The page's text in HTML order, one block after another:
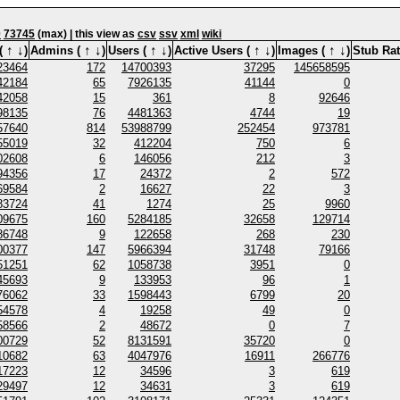
73745 (max) | this view as csv ssv xml wiki
↑ ↓) Admins ( ↑ ↓) Users ( ↑ ↓) Active Users ( ↑ ↓) Images ( ↑ ↓) Stub
172 14700393 37295
145658595
65 7926135 41144
0
15 361 8
92646
76 4481363 4744
19
814 53988799 252454
973781
32 412204 750
6
6 146056 212
3
17 24372 2
572
2 16627 22
3
41 1274 25
9960
160 5284185 32658
129714
9 122658 268
230
147 5966394 31748
79166
62 1058738 3951
0
9 133953 96
1
33 1598443 6799
20
4 19258 49
0
2 48672 0
7
52 8131591 35720
0
63 4047976 16911
266776
12 34596 3
619
12 34631 3
619